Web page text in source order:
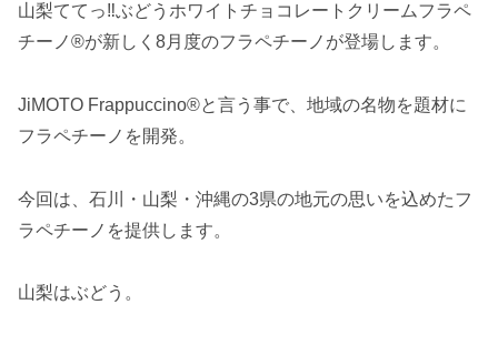
山梨ててっ‼ぶどうホワイトチョコレートクリームフラペ
チーノ®が新しく8月度のフラペチーノが登場します。
JiMOTO Frappuccino®と言う事で、地域の名物を題材に
フラペチーノを開発。
今回は、石川・山梨・沖縄の3県の地元の思いを込めたフ
ラペチーノを提供します。
山梨はぶどう。